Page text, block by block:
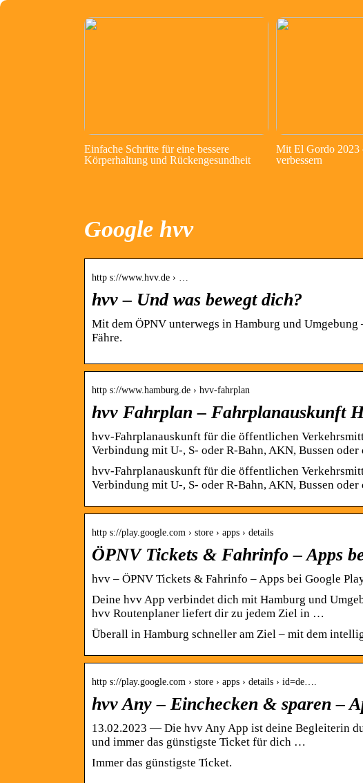
Einfache Schritte für eine bessere
Körperhaltung und Rückengesundheit
Mit El Gordo 2023
verbessern
Google hvv
http s://www.hvv.de › …
hvv – Und was bewegt dich?
Mit dem ÖPNV unterwegs in Hamburg und
Fähre.
http s://www.hamburg.de › hvv-fahrplan
hvv Fahrplan – Fahrplanauskunft
hvv-Fahrplanauskunft für die öffentlichen
Verbindung mit U-, S- oder R-Bahn, AKN, Bussen
hvv-Fahrplanauskunft für die öffentlichen
Verbindung mit U-, S- oder R-Bahn, AKN, Bussen
http s://play.google.com › store › apps › details
ÖPNV Tickets & Fahrinfo – Apps
hvv – ÖPNV Tickets & Fahrinfo – Apps bei Google
Deine hvv App verbindet dich mit Hamburg und
hvv Routenplaner liefert dir zu jedem Ziel in …
Überall in Hamburg schneller am Ziel – mit dem
http s://play.google.com › store › apps › details › id=de….
hvv Any – Einchecken & sparen –
13.02.2023 — Die hvv Any App ist deine Begleiterin
und immer das günstigste Ticket für dich …
Immer das günstigste Ticket.